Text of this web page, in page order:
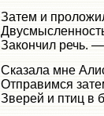
Затем и
Закончил речь.
Сказала мне
Отправимся
Зверей и птиц в